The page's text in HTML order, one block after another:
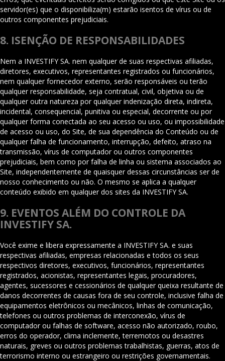
servidor(es) que o disponibiliza(m) estarão isentos de vírus ou de
outros componentes prejudiciais.
8. ISENÇÃO DE RESPONSABILIDADES
Nem a INVESTIFY SA. nem qualquer de suas respectivas afiliadas,
diretores, executivos, representantes registrados ou funcionários,
nem qualquer fornecedor externo, serão responsáveis ou terão
qualquer responsabilidade, seja contratual, civil, objetiva ou de
qualquer outra natureza por qualquer indenização direta, indireta,
incidental, consequencial, punitiva ou especial, decorrente ou por
qualquer forma conectada ao seu acesso ou uso, ou impossibilidade
de acesso ou uso, do Site, de sua dependência do Conteúdo ou de
qualquer falha de funcionamento, interrupção, defeito, atraso na
transmissão, vírus de computador ou outros componentes
prejudiciais, bem como por falha de linha ou sistema associados ao
Site, independentemente de quaisquer dessas circunstâncias ser de
nosso conhecimento ou não. O mesmo se aplica a qualquer
conteúdo exibido em qualquer dos sites da INVESTIFY SA.
9. EVENTOS ALÉM DO CONTROLE DA
INVESTIFY SA.
Você exime e libera expressamente a INVESTIFY SA. e suas
respectivas afiliadas, empresas relacionadas e todos os seus
respectivos diretores, executivos, funcionários, representantes
registrados, acionistas, representantes legais, procuradores,
agentes, sucessores e cessionários de qualquer queixa resultante de
danos decorrentes de causas fora de seu controle, inclusive falha de
equipamentos eletrônicos ou mecânicos, linhas de comunicação,
telefones ou outros problemas de interconexão, vírus de
computador ou falhas de software, acesso não autorizado, roubo,
erros do operador, clima inclemente, terremotos ou desastres
naturais, greves ou outros problemas trabalhistas, guerras, atos de
terrorismo interno ou estrangeiro ou restrições governamentais.